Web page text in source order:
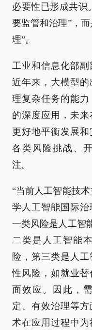
必要性已形成共识
要监管和治理”，
理”。
工业和信息化部副
近年来，大模型
理复杂任务的能
的深度应用，未
更好地平衡发展
各类风险挑战、
注。
“当前人工智能技
学人工智能国际
一类风险是人工智
二类是人工智能
险，第三类是人
性风险，如就业
面效应。因此，
定、有效治理等
术在应用过程中